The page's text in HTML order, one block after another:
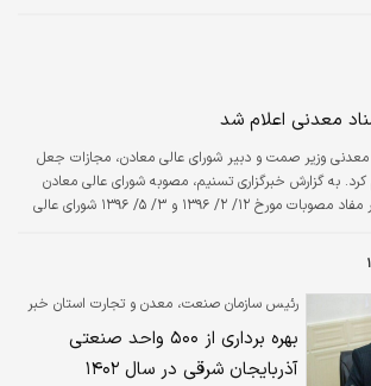
برای معدن‌کاران به وجود آورد، افزود: شبکه‌های عصبی
از مغز انسان الهام گرفته و بر اساس شبکه عصبی
یک شبکه عصبی از یکسری نورون تشکیل شده که به…
معدنی اعلام شد
معدنی وزیر صمت و دبیر شورای عالی معادن، مجازات جعل
کرد. به گزارش خبرگزاری تسنیم، مصوبه شورای عالی معادن
موضوع تجدیدنظر در مفاد مصوبات مورخ ۱۲/ ۲/ ۱۳۹۶ و ۳/ ۵/ ۱۳۹۶ شورای عالی
اگر متقاضی بر مبنای گواهی صلاحیت فنی و مالی
خلاف واقع اقدام به اخذ مجوز عملیات معدنی کند، ادارات
و مجوزهای عملیات معدنی صادره در همین زمینه را لغو
رئیس سازمان صنعت، معدن و تجارت استان خبر
بهره برداری از ۵۰۰ واحد صنعتی
آذربایجان شرقی در سال ۱۴۰۲